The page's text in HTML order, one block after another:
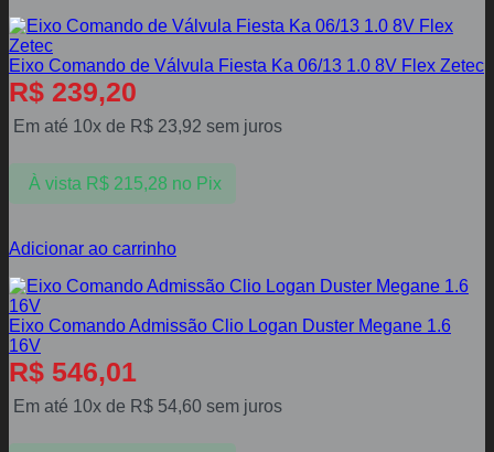
Eixo Comando de Válvula Fiesta Ka 06/13 1.0 8V Flex Zetec
R$ 239,20
Em até 10x de R$ 23,92 sem juros
À vista R$215,28 no Pix
Adicionar ao carrinho
Eixo Comando Admissão Clio Logan Duster Megane 1.6
16V
R$ 546,01
Em até 10x de R$ 54,60 sem juros